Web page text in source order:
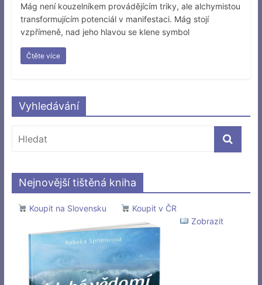
Mág není kouzelníkem provádějícím triky, ale alchymistou
transformujícím potenciál v manifestaci. Mág stojí
vzpřímeně, nad jeho hlavou se klene symbol
Čtěte více
Vyhledávání
Nejnovější tištěná kniha
Koupit na Slovensku
Koupit v ČR
Zobrazit